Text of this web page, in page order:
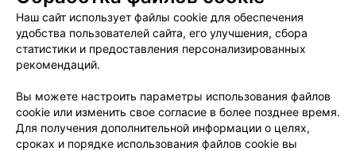
Женская стрижка в районе Фрунзенский в
Минске
Парикмахерские Фрунзенского района в Минске
Наш сайт использует файлы cookie для обеспечения
удобства пользователей сайта, его улучшения, сбора
статистики и предоставления персонализированных
рекомендаций.
Вы можете настроить параметры использования файлов
cookie или изменить свое согласие в более позднее время.
Для получения дополнительной информации о целях,
сроках и порядке использования файлов cookie вы